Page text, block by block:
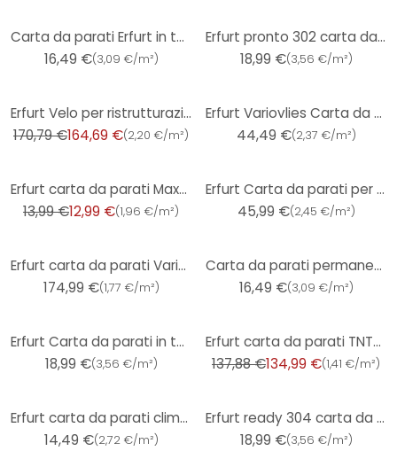
Carta da parati Erfurt in tessuto non tessuto Protect 204
16,49 €(3,09 €/m²)
Erfurt pronto 302 carta da parati in tessuto non tessuto
18,99 €(3,56 €/m²)
Erfurt Velo per ristrutturazioni Variovlies Flat 150 g/m² 25x0,75 m scatola (4 rotoli)
170,79 €164,69 €(2,20 €/m²)
Erfurt Variovlies Carta da parati sabbia 25x0,75m
44,49 €(2,37 €/m²)
Erfurt carta da parati Maxx Economy Ornato 101
13,99 €12,99 €(1,96 €/m²)
Erfurt Carta da parati per ristrutturazioni Variovlies Flat 150 g/m² 25x0,75m
45,99 €(2,45 €/m²)
Erfurt carta da parati Variovlies Flat - 4 rotoli
174,99 €(1,77 €/m²)
Carta da parati permanente Erfurt Proteggere 208
16,49 €(3,09 €/m²)
Erfurt Carta da parati in tessuto non tessuto Ready 300
18,99 €(3,56 €/m²)
Erfurt carta da parati TNT- cippato - Viva
137,88 €134,99 €(1,41 €/m²)
Erfurt carta da parati climatica Basic 107
14,49 €(2,72 €/m²)
Erfurt ready 304 carta da parati per tende
18,99 €(3,56 €/m²)